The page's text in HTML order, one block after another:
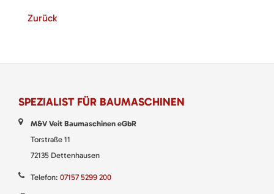
Zurück
SPEZIALIST FÜR BAUMASCHINEN
M&V Veit Baumaschinen eGbR
Torstraße 11
72135 Dettenhausen
Telefon: 07157 5299 200